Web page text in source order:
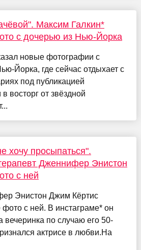
Максим Галкин*
с дочерью из Нью-Йорка
новые фотографии с
Йорка, где сейчас отдыхает с
под публикацией
восторг от звёздной
хочу просыпаться".
Дженнифер Энистон
с ней
Энистон Джим Кёртис
с ней. В инстаграме* он
вечеринка по случаю его 50-
актрисе в любви.На